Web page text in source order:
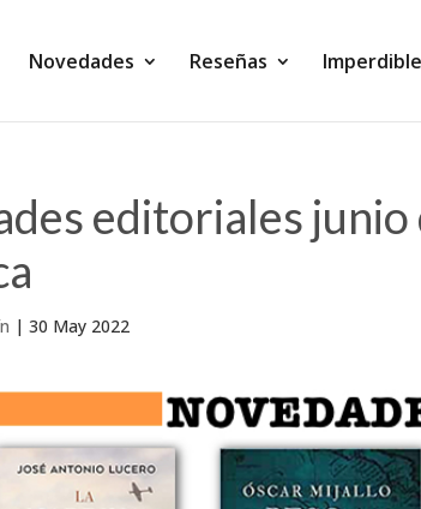
Novedades Reseñas
editoriales
|30 May 2022